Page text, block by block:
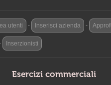
utenti - Inserisci azienda -
Inserzionisti
Esercizi commerciali